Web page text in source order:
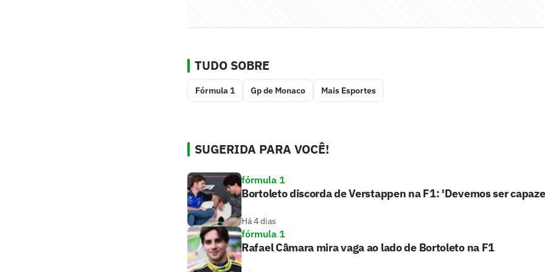
TUDO SOBRE
Fórmula 1 Gp de Monaco Mais Esportes
SUGERIDA PARA VOCÊ!
fórmula 1
Bortoleto discorda de Verstappen na F1: 'Devemos ser
Há 4 dias
fórmula 1
Rafael Câmara mira vaga ao lado de Bortoleto na F1